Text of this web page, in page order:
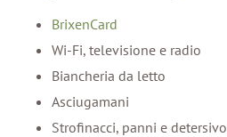
BrixenCard
Wi-Fi, televisione e radio
Biancheria da letto
Asciugamani
Strofinacci, panni e detersivo